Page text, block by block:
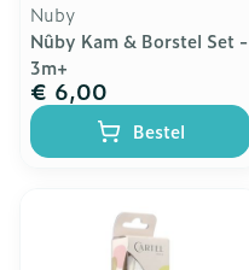
Nuby
Nûby Kam & Borstel Set -
3m+
€ 6,00
Bestel